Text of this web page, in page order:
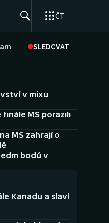
ČT
SLEDOVAT
v mixu
MS porazili
MS zahrají o
bodů v
Kanadu a slaví